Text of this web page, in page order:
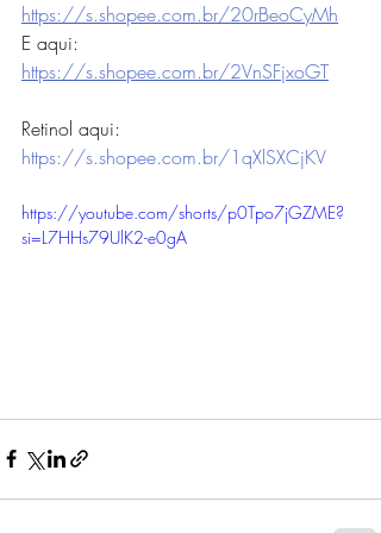
https://s.shopee.com.br/20rBeoCyMh
E aqui:
https://s.shopee.com.br/2VnSFjxoGT
Retinol aqui:
https://s.shopee.com.br/1qXlSXCjKV
https://youtube.com/shorts/p0Tpo7jGZME?
si=L7HHs79UlK2-e0gA